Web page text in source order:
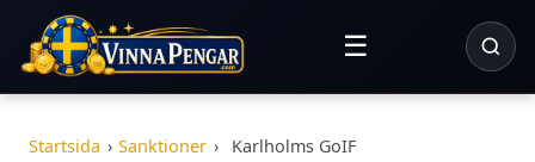
☰
Startsida › Sanktioner › Karlholms GoIF